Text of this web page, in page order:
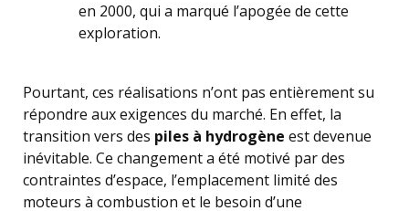
en 2000, qui a marqué l’apogée de cette
exploration.
Pourtant, ces réalisations n’ont pas entièrement su
répondre aux exigences du marché. En effet, la
transition vers des piles à hydrogène est devenue
inévitable. Ce changement a été motivé par des
contraintes d’espace, l’emplacement limité des
moteurs à combustion et le besoin d’une